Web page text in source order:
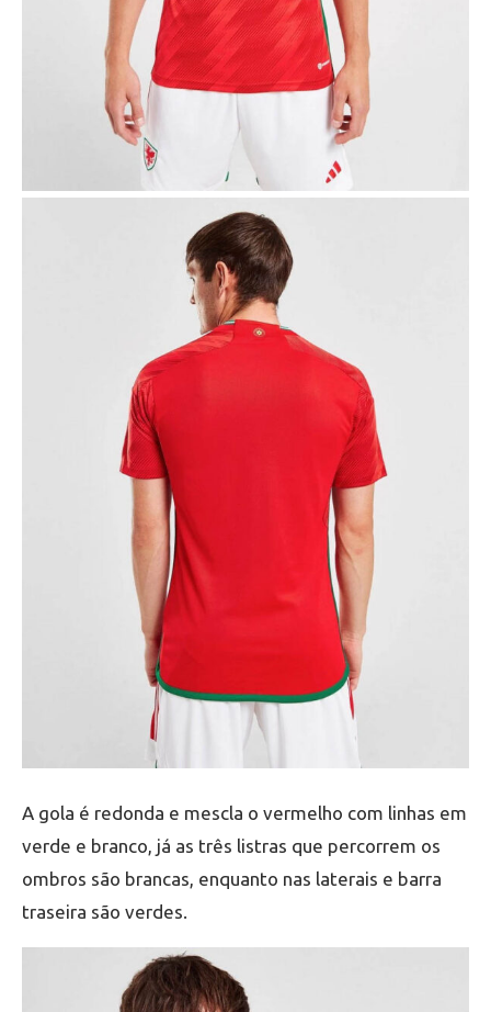
A gola é redonda e mescla o vermelho com linhas em
verde e branco, já as três listras que percorrem os
ombros são brancas, enquanto nas laterais e barra
traseira são verdes.